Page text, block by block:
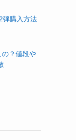
弾購入方法
の？値段や